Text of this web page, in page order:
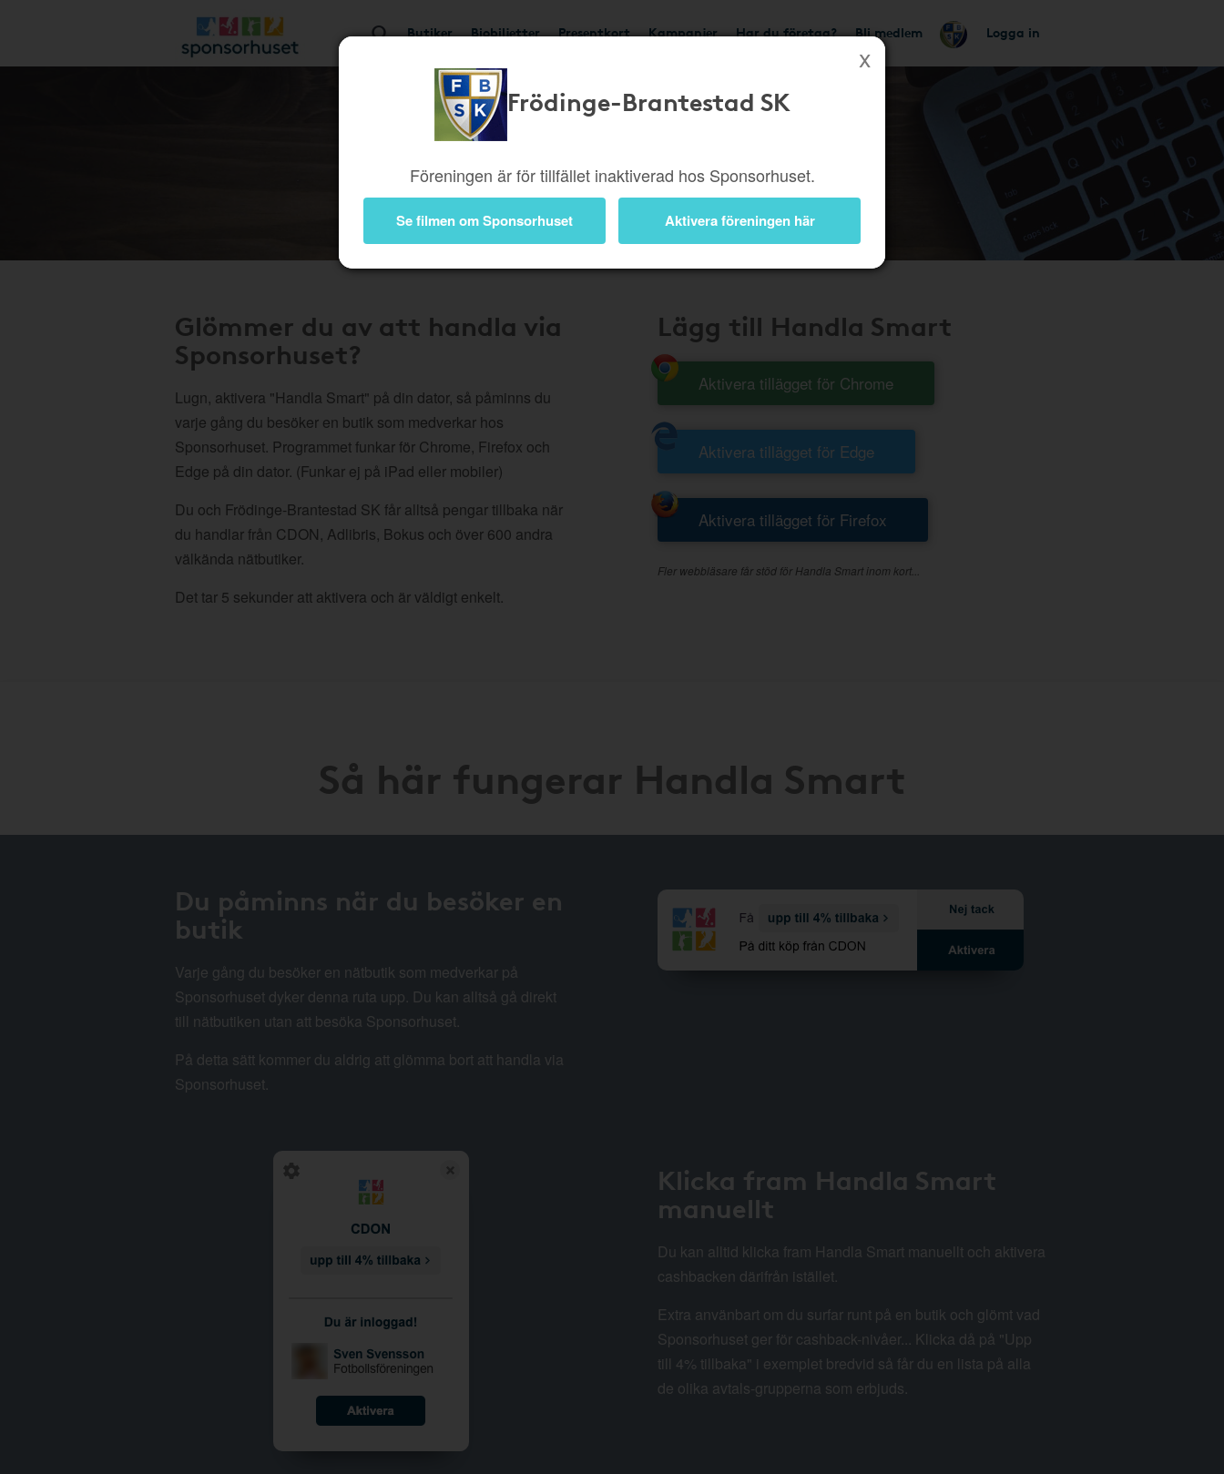
Butiker Biobiljetter Presentkort Kampanjer Har du företag? Bli medlem Logga in
Frödinge-Brantestad SK
Föreningen är för tillfället inaktiverad hos Sponsorhuset.
Se filmen om Sponsorhuset Aktivera föreningen här
Handla Smart
Glömmer du av att handla via
Sponsorhuset?
Lugn, aktivera "Handla Smart" på din dator, så påminns du
varje gång du besöker en butik som medverkar hos
Sponsorhuset. Programmet funkar för Chrome, Firefox och
Edge på din dator. (Funkar ej på iPad eller mobiler)
Du och Frödinge-Brantestad SK får alltså pengar tillbaka när
du handlar från CDON, Adlibris, Bokus och över 600 andra
välkända nätbutiker.
Det tar 5 sekunder att aktivera och är väldigt enkelt.
Lägg till Handla Smart
Aktivera tillägget för Chrome
Aktivera tillägget för Edge
Aktivera tillägget för Firefox
Fler webbläsare får stöd för Handla Smart inom kort...
Så här fungerar Handla Smart
Du påminns när du besöker en
butik
Varje gång du besöker en nätbutik som medverkar på
Sponsorhuset dyker denna ruta upp. Du kan alltså gå direkt
till nätbutiken utan att besöka Sponsorhuset.
På detta sätt kommer du aldrig att glömma bort att handla via
Sponsorhuset.
Klicka fram Handla Smart
manuellt
Du kan alltid klicka fram Handla Smart manuellt och aktivera
cashbacken därifrån istället.
Extra använbart om du surfar runt på en butik och glömt vad
Sponsorhuset ger för cashback-nivåer... Klicka då på "Upp
till 4% tillbaka" i exemplet bredvid så får du en lista på alla
de olika avtals-grupperna som erbjuds.